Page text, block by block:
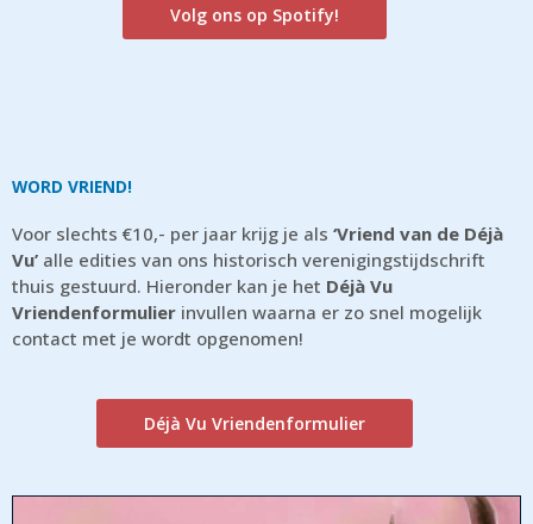
Volg ons op Spotify!
WORD VRIEND!
Voor slechts €10,- per jaar krijg je als ‘Vriend van de Déjà
Vu’ alle edities van ons historisch verenigingstijdschrift
thuis gestuurd. Hieronder kan je het Déjà Vu
Vriendenformulier invullen waarna er zo snel mogelijk
contact met je wordt opgenomen!
Déjà Vu Vriendenformulier